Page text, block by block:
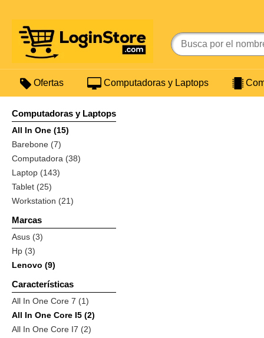
Ofertas Computadoras y Laptops
Computadoras y Laptops
All In One (15)
Barebone (7)
Computadora (38)
Laptop (143)
Tablet (25)
Workstation (21)
Marcas
Asus (3)
Hp (3)
Lenovo (9)
Características
All In One Core 7 (1)
All In One Core I5 (2)
All In One Core I7 (2)